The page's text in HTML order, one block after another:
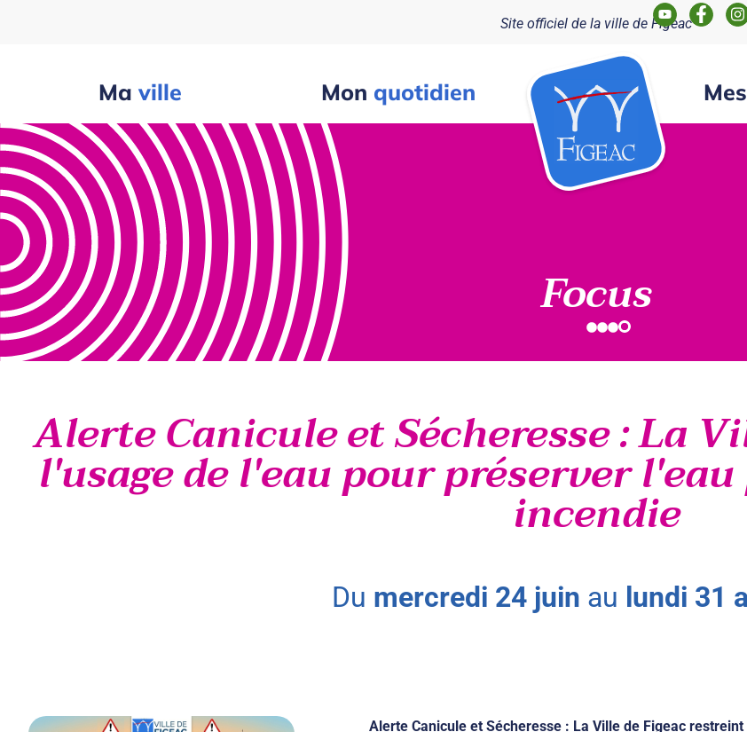
Site officiel de la ville de Figeac
Ma ville Mon quotidien Mes
Focus
Alerte Canicule et Sécheresse : La
l'usage de l'eau pour préserver
incendie
du mercredi 24 juin au lundi 31
Alerte Canicule et Sécheresse : La Ville de Figeac